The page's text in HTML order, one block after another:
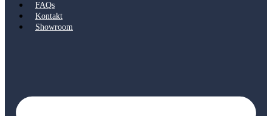
FAQs
Kontakt
Showroom